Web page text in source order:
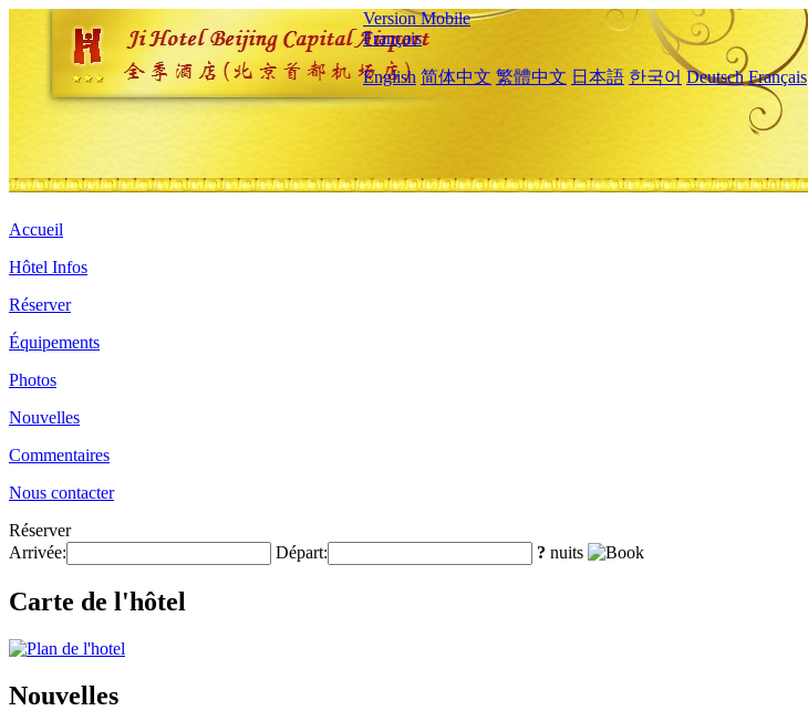
Version Mobile
Français
English 简体中文 繁體中文 日本語 한국어 Deutsch Français
Accueil
Hôtel Infos
Réserver
Équipements
Photos
Nouvelles
Commentaires
Nous contacter
Réserver
Arrivée:
Départ: ? nuits
Carte de l'hôtel
Nouvelles